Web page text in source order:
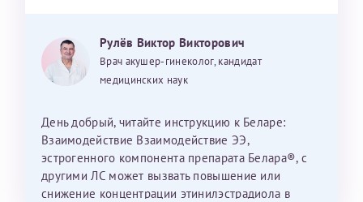
Рулёв Виктор Викторович
Врач акушер-гинеколог, кандидат
медицинских наук
День добрый, читайте инструкцию к Беларе:
Взаимодействие Взаимодействие ЭЭ,
эстрогенного компонента препарата Белара®, с
другими ЛС может вызвать повышение или
снижение концентрации этинилэстрадиола в